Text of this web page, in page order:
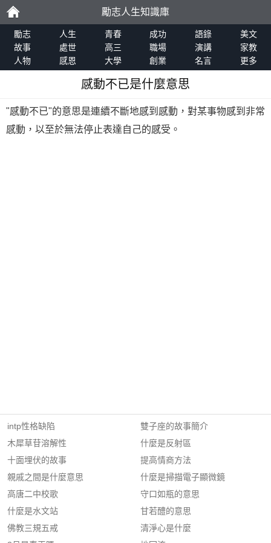
勵
志
勵志人生知識庫
勵志 人生 青春 成功 語錄
美文
故事
處世 高三 職場 演講
家教
人物
感恩 大學 創業 名言 更多
感動不已是什麼意思
"感動不已"的意思是連續不斷地感到感動，對某事物感到非常
感動，以至於無法停止表達自己的感受。
intp性格缺陷
木犀草苷溶解性
十面埋伏的故事
親戚之間是什麼意思
高唐二中校歌
什麼是水文站
佛教三規五戒
雙子座的故事簡介
什麼是反射區
提高情商方法
什麼是掃描電子顯微鏡
守口如瓶的意思
甘若醴的意思
清淨心是什麼